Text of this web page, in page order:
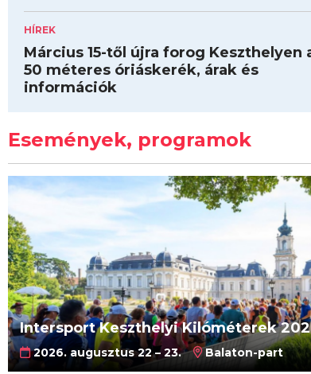
HÍREK
Március 15-től újra forog Keszthelyen
50 méteres óriáskerék, árak és
információk
Események, programok
Intersport Keszthelyi Kilóméterek
2026. augusztus 22 – 23. Balaton-part